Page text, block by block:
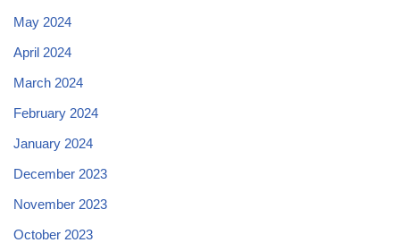
May 2024
April 2024
March 2024
February 2024
January 2024
December 2023
November 2023
October 2023